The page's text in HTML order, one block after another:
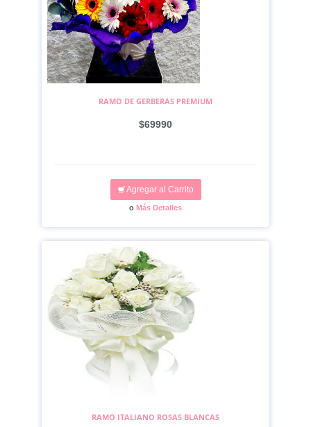
RAMO DE GERBERAS PREMIUM
$69990
Agregar al Carrito
o Más Detalles
RAMO ITALIANO ROSAS BLANCAS